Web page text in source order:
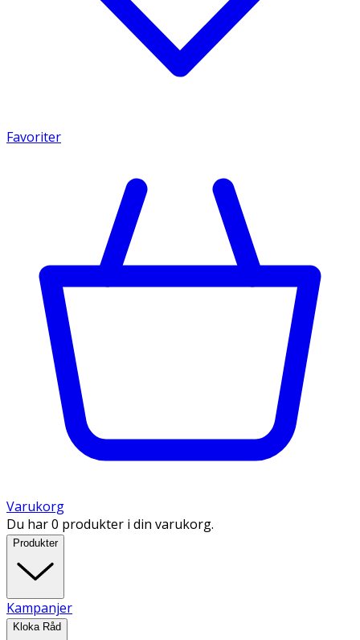
Favoriter
Varukorg
Du har 0 produkter i din varukorg.
Produkter
Kampanjer
Kloka Råd